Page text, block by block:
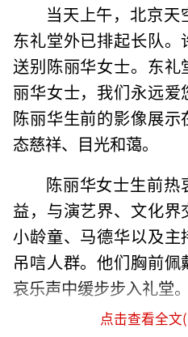
当天上午，北京
东礼堂外已排起长队
送别陈丽华女士。东
丽华女士，我们永远爱
陈丽华生前的影像展
态慈祥、目光和蔼。
陈丽华女士生前
益，与演艺界、文化
小龄童、马德华以及
吊唁人群。他们胸前
哀乐声中缓步步入礼堂。
陈丽华1941年10
点击查看全文